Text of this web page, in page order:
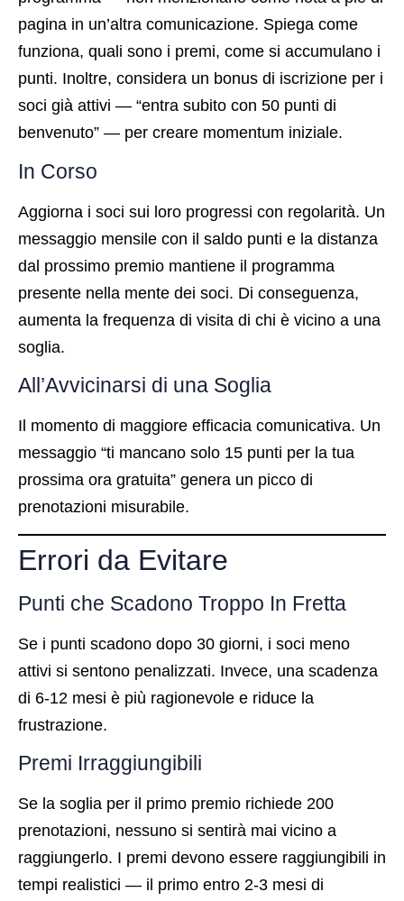
pagina in un’altra comunicazione. Spiega come
funziona, quali sono i premi, come si accumulano i
punti. Inoltre, considera un bonus di iscrizione per i
soci già attivi — “entra subito con 50 punti di
benvenuto” — per creare momentum iniziale.
In Corso
Aggiorna i soci sui loro progressi con regolarità. Un
messaggio mensile con il saldo punti e la distanza
dal prossimo premio mantiene il programma
presente nella mente dei soci. Di conseguenza,
aumenta la frequenza di visita di chi è vicino a una
soglia.
All’Avvicinarsi di una Soglia
Il momento di maggiore efficacia comunicativa. Un
messaggio “ti mancano solo 15 punti per la tua
prossima ora gratuita” genera un picco di
prenotazioni misurabile.
Errori da Evitare
Punti che Scadono Troppo In Fretta
Se i punti scadono dopo 30 giorni, i soci meno
attivi si sentono penalizzati. Invece, una scadenza
di 6-12 mesi è più ragionevole e riduce la
frustrazione.
Premi Irraggiungibili
Se la soglia per il primo premio richiede 200
prenotazioni, nessuno si sentirà mai vicino a
raggiungerlo. I premi devono essere raggiungibili in
tempi realistici — il primo entro 2-3 mesi di